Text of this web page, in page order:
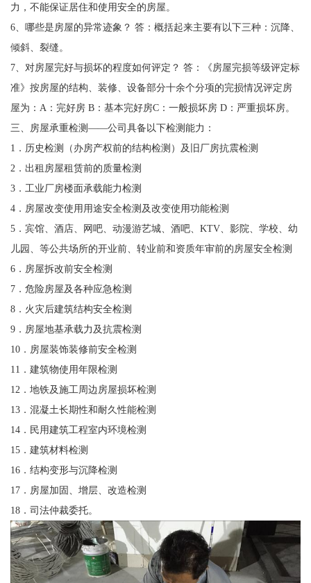
力，不能保证居住和使用安全的房屋。
6、哪些是房屋的异常迹象？ 答：概括起来主要有以下三种：沉降、
倾斜、裂缝。
7、对房屋完好与损坏的程度如何评定？ 答：《房屋完损等级评定标
准》按房屋的结构、装修、设备部分十余个分项的完损情况评定房
屋为：A：完好房 B：基本完好房C：一般损坏房 D：严重损坏房。
三、房屋承重检测——公司具备以下检测能力：
1．历史检测（办房产权前的结构检测）及旧厂房抗震检测
2．出租房屋租赁前的质量检测
3．工业厂房楼面承载能力检测
4．房屋改变使用用途安全检测及改变使用功能检测
5．宾馆、酒店、网吧、动漫游艺城、酒吧、KTV、影院、学校、幼
儿园、等公共场所的开业前、转业前和资质年审前的房屋安全检测
6．房屋拆改前安全检测
7．危险房屋及各种应急检测
8．火灾后建筑结构安全检测
9．房屋地基承载力及抗震检测
10．房屋装饰装修前安全检测
11．建筑物使用年限检测
12．地铁及施工周边房屋损坏检测
13．混凝土长期性和耐久性能检测
14．民用建筑工程室内环境检测
15．建筑材料检测
16．结构变形与沉降检测
17．房屋加固、增层、改造检测
18．司法仲裁委托。